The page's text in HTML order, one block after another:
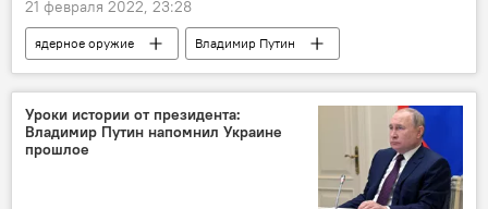
21 февраля 2022, 23:28
ядерное оружие
Владимир Путин
Украина
Уроки истории от президента:
Владимир Путин напомнил Украине
прошлое